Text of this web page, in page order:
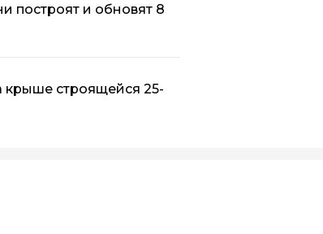
построят и обновят 8
крыше строящейся 25-